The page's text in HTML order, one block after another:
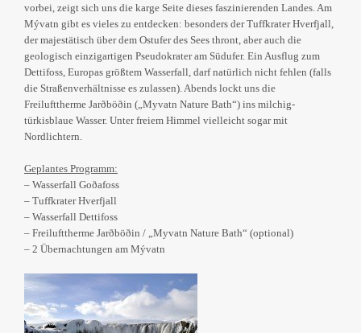
vorbei, zeigt sich uns die karge Seite dieses faszinierenden Landes. Am
Mývatn gibt es vieles zu entdecken: besonders der Tuffkrater Hverfjall,
der majestätisch über dem Ostufer des Sees thront, aber auch die
geologisch einzigartigen Pseudokrater am Südufer. Ein Ausflug zum
Dettifoss, Europas größtem Wasserfall, darf natürlich nicht fehlen (falls
die Straßenverhältnisse es zulassen). Abends lockt uns die
Freilufttherme Jarðböðin („Myvatn Nature Bath“) ins milchig-
türkisblaue Wasser. Unter freiem Himmel vielleicht sogar mit
Nordlichtern.
Geplantes Programm:
– Wasserfall Goðafoss
– Tuffkrater Hverfjall
– Wasserfall Dettifoss
– Freilufttherme Jarðböðin / „Myvatn Nature Bath“ (optional)
– 2 Übernachtungen am Mývatn